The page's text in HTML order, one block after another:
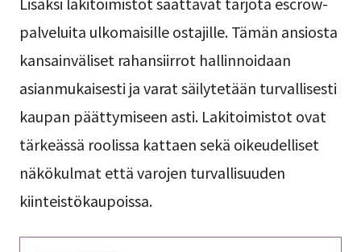
palveluita ulkomaisille ostajille. Tämän ansiosta
kansainväliset rahansiirrot hallinnoidaan
asianmukaisesti ja varat säilytetään turvallisesti
kaupan päättymiseen asti. Lakitoimistot ovat
tärkeässä roolissa kattaen sekä oikeudelliset
näkökulmat että varojen turvallisuuden
kiinteistökaupoissa.